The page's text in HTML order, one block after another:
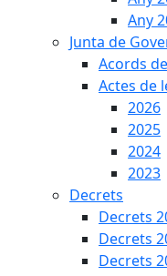
Any
Junta de
Acords
Actes de
2026
2025
2024
2023
Decrets
Decrets
Decrets
Decrets